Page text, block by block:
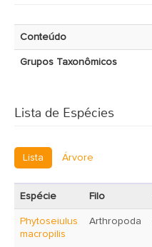
Conteúdo
Grupos Taxonômicos
Lista de Espécies
Lista Árvore
Espécie Filo
Phytoseiulus
macropilis
Arthropoda